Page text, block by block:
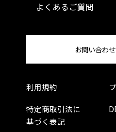
よくあるご質問
利用規約
特定商取引法に
基づく表記
お問い合わ